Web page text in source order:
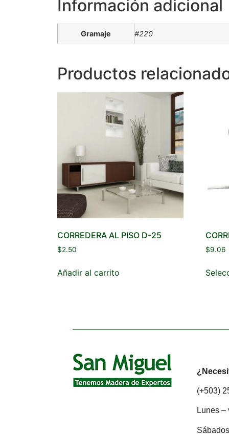
Información adicional
Gramaje #220
Productos
CORREDERA AL PISO D-25
$2.50
Añadir al carrito
$9.06
(+503)
Lunes –